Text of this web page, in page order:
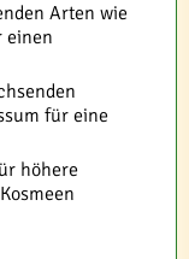
Arten wie
einen
für eine
höhere